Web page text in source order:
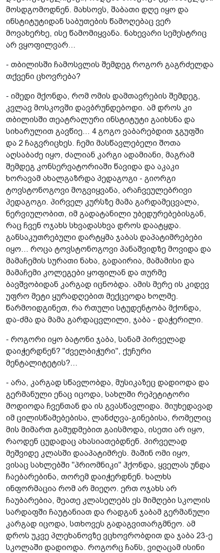
მოსდგომოდნენ. მახსოვს, შაბათი დღე იყო და
ინსტიტუტიდან საბუთების წამოღებაც ვერ
მოვახერხე, ისე წამომიყვანა. ნახევარი სემესტრიც
არ ვყოფილვარ...
- თბილისში ჩამოსვლის შემდეგ როგორ გაგრძელდა
თქვენი ცხოვრება?
- იმედი მქონდა, რომ ომის დამთავრების შემდეგ,
კვლავ მოსკოვში დავბრუნდებოდი. ამ დროს კი
თბილისში თეატრალური ინსტიტუტი გაიხსნა და
სიხარულით გავწიე... 4 გოგო ვაბარებდით ჯგუფში
და 2 ჩაგვრიცხეს. ჩემი მასწავლებელი შოთა
აღსაბაძე იყო, ძალიან კარგი ადამიანი, მაგრამ
შემდეგ კონსერვატორიაში წავიდა და აკაკი
ხორავამ ახალგაზრდა პედაგოგი - გიორგი
ტოვსტონოგოვი მოგვიყვანა, არაჩვეულებრივი
პედაგოგი. პირველ კურსზე მამა გარდამეცვალა,
ნერვიულობით, იმ გადატანილი უბედურებებისგან,
რაც ჩვენ ოჯახს სხვადასხვა დროს დაატყდა.
განსაკუთრებული დარტყმა ჯაბას დაპატიმრებები
იყო... როცა ტოვსტონოგოვი პანაშვიდზე მოვიდა და
მამაჩემის სურათი ნახა, გადაირია, მამამისი და
მამაჩემი კოლეგები ყოფილან და თურმე
ბავშვობიდან კარგად იცნობდა. ამის მერე ის კიდევ
უფრო მეტი ყურადღებით მექცეოდა ხოლმე.
წარმოიდგინეთ, რა რთული სტუდენტობა მქონდა,
და-ძმა და მამა გარდაცვლილი, ჯაბა - დაჭერილი.
- როგორი იყო ბატონი ჯაბა, სანამ პირველად
დაიჭერდნენ? "ძველბიჭური", ქუჩური
მენტალიტეტის?...
- არა, კარგად სწავლობდა, მუსიკაზეც დადიოდა და
გერმანული ენაც იცოდა, სახლში რეპეტიტორი
მოდიოდა ჩვენთან და ის გვასწავლიდა. მიუხედავად
იმ ცილისწამებებისა, ლანძღვა-გინებისა, რომელიც
მის მიმართ გამუდმებით გაისმოდა, ისეთი არ იყო,
რაოდენ ცუდადაც ახასიათებდნენ. პირველად
მეშვიდე კლასში დააპატიმრეს. მაშინ ომი იყო,
ვისაც სახლებში "პრიომნიკი" ჰქონდა, ყველას უნდა
ჩაებარებინა, თორემ დაიჭერდნენ. ხალხს
ინფორმაცია რომ არ მიეღო. ერთ ოჯახს არ
ჩაუბარებია, მეათე კლასელებს ეს მიმღები სკოლის
სარდაფში ჩაუტანიათ და რადგან ჯაბამ გერმანული
კარგად იცოდა, სთხოვეს გადაგვითარგმნეო. ამ
დროს უკვე პლეხანოვზე ვცხოვრობდით და ჯაბა 23-ე
სკოლაში დადიოდა. როგორც ჩანს, ვიღაცამ ისინი